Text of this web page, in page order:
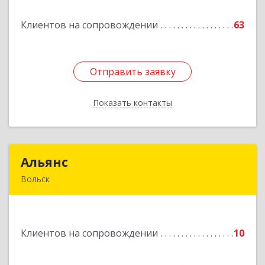
Клиентов на сопровождении 63
Отправить заявку
Показать контакты
Подробнее
Отправить заявку
Назад
Альянс
Вольск
Клиентов на сопровождении 10
Подробнее